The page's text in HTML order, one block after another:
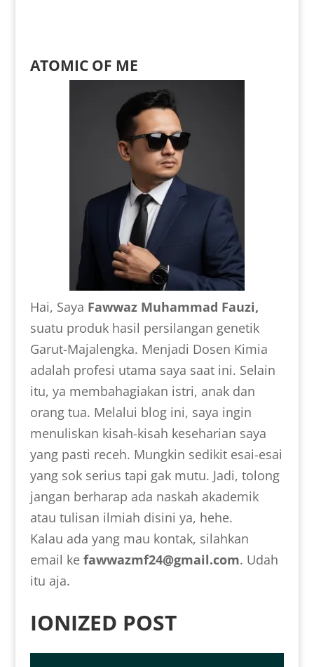
ATOMIC OF ME
Hai, Saya Fawwaz Muhammad Fauzi,
suatu produk hasil persilangan genetik
Garut-Majalengka. Menjadi Dosen Kimia
adalah profesi utama saya saat ini. Selain
itu, ya membahagiakan istri, anak dan
orang tua. Melalui blog ini, saya ingin
menuliskan kisah-kisah keseharian saya
yang pasti receh. Mungkin sedikit esai-esai
yang sok serius tapi gak mutu. Jadi, tolong
jangan berharap ada naskah akademik
atau tulisan ilmiah disini ya, hehe.
Kalau ada yang mau kontak, silahkan
email ke fawwazmf24@gmail.com. Udah
itu aja.
IONIZED POST